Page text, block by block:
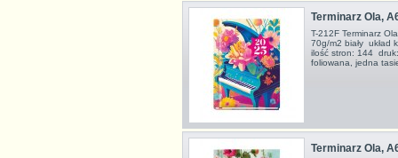
Terminarz Ola,
T-212F Terminarz
70g/m2 biały układ
ilość stron: 144
foliowana, jedna
Terminarz Ola,